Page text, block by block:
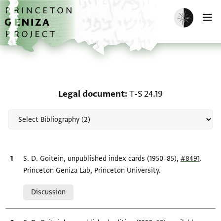
Skip to main content
home
Enable dark
Legal document T-S 24.19
Bibliographic citation
S. D. Goitein, unpublished index cards (1950–85), #8491.
Princeton Geniza Lab, Princeton University.
Discussion